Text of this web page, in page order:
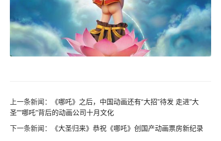
上一条新闻：
《哪吒》之后，中国动画还有“大招”待发 走进"大
圣""哪吒"背后的动画公司十月文化
下一条新闻：
《大圣归来》恭祝《哪吒》创国产动画票房新纪录